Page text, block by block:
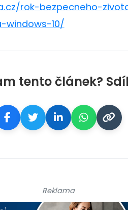
rok-bezpecneho-
windows-10/
tento článek?
Reklama